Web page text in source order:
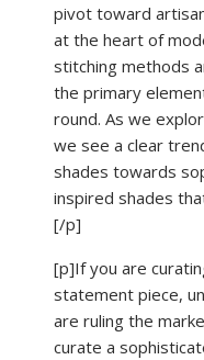
pivot toward
at the heart of
stitching methods
the primary
round. As we
we see a clear
shades towards
inspired shades
[/p]
[p]If you are
statement piece,
are ruling the
curate a